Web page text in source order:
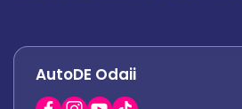
AutoDE Odaii